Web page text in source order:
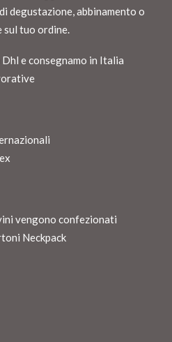
degustazione, abbinamento o
sul tuo ordine.
Dhl e consegnamo in Italia
vengono confezionati
Neckpack